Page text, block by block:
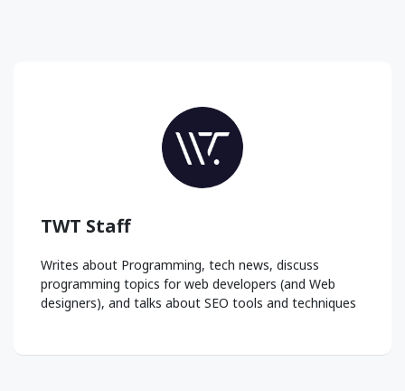
TWT Staff
Writes about Programming, tech news, discuss
programming topics for web developers (and Web
designers), and talks about SEO tools and techniques